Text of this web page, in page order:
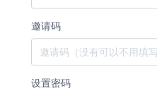
邀请码
设置密码